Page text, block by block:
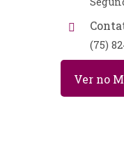
(75)
Ver no